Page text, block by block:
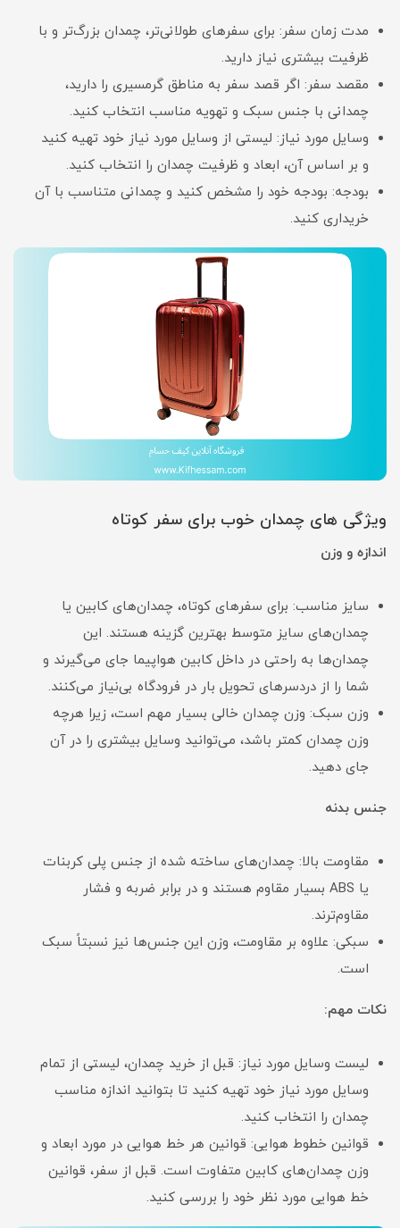
مدت زمان سفر: برای سفرهای طولانی‌تر، چمدان بزرگ‌تر و با
ظرفیت بیشتری نیاز دارید.
مقصد سفر: اگر قصد سفر به مناطق گرمسیری را دارید،
چمدانی با جنس سبک و تهویه مناسب انتخاب کنید.
وسایل مورد نیاز: لیستی از وسایل مورد نیاز خود تهیه کنید
و بر اساس آن، ابعاد و ظرفیت چمدان را انتخاب کنید.
بودجه: بودجه خود را مشخص کنید و چمدانی متناسب با آن
خریداری کنید.
ویژگی های چمدان خوب برای سفر کوتاه
اندازه و وزن
سایز مناسب: برای سفرهای کوتاه، چمدان‌های کابین یا
چمدان‌های سایز متوسط بهترین گزینه هستند. این
چمدان‌ها به راحتی در داخل کابین هواپیما جای می‌گیرند و
شما را از دردسرهای تحویل بار در فرودگاه بی‌نیاز می‌کنند.
وزن سبک: وزن چمدان خالی بسیار مهم است، زیرا هرچه
وزن چمدان کمتر باشد، می‌توانید وسایل بیشتری را در آن
جای دهید.
جنس بدنه
مقاومت بالا: چمدان‌های ساخته شده از جنس پلی کربنات
یا ABS بسیار مقاوم هستند و در برابر ضربه و فشار
مقاوم‌ترند.
سبکی: علاوه بر مقاومت، وزن این جنس‌ها نیز نسبتاً سبک
است.
نکات مهم:
لیست وسایل مورد نیاز: قبل از خرید چمدان، لیستی از تمام
وسایل مورد نیاز خود تهیه کنید تا بتوانید اندازه مناسب
چمدان را انتخاب کنید.
قوانین خطوط هوایی: قوانین هر خط هوایی در مورد ابعاد و
وزن چمدان‌های کابین متفاوت است. قبل از سفر، قوانین
خط هوایی مورد نظر خود را بررسی کنید.